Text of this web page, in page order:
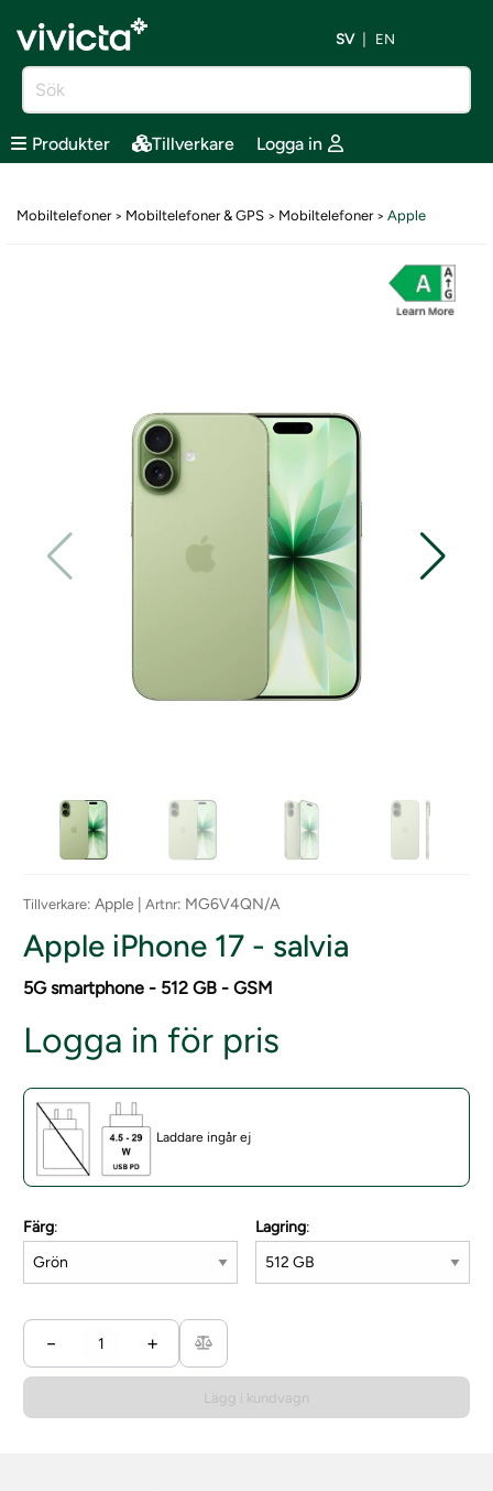
SV EN
Produkter Tillverkare Logga in
Mobiltelefoner> Mobiltelefoner & GPS > Mobiltelefoner> Apple
Tillverkare: Apple | Artnr: MG6V4QN/A
Apple iPhone 17 - salvia
5G smartphone - 512 GB - GSM
Logga in för pris
Laddare ingår ej
Färg: Lagring:
− +
Lägg i kundvagn